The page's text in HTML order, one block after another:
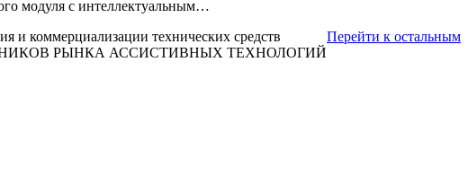
модуля с интеллектуальным…
Перейти к остальным
и коммерциализации технических средств
РЫНКА АССИСТИВНЫХ ТЕХНОЛОГИЙ